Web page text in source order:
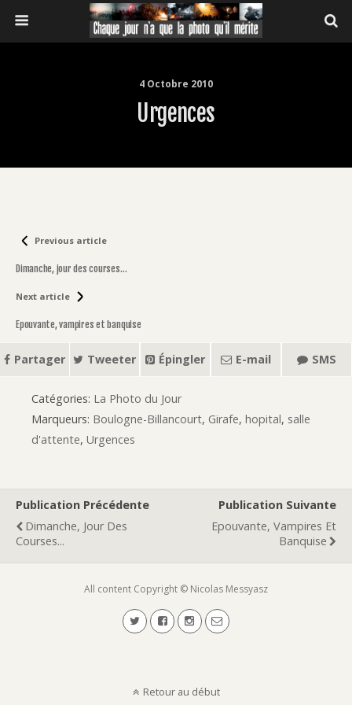
4 Octobre 2010
Urgences
Previous article
Dimanche, jour des courses…
Next article
Epouvante, vampires et banquise
Partager Tweeter Épingler E-mail SMS
Catégories: La Photo du Jour
Marqueurs: Boulogne-Billancourt, Girafe, hopital, salle
d'attente, Urgences
Publication Précédente
Dimanche, Jour Des
Courses...
Publication Suivante
Epouvante, Vampires Et
Banquise
All content Copyright © Nicolas Messyasz
Retour au début